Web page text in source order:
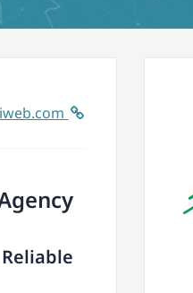
https://www.intriweb.com